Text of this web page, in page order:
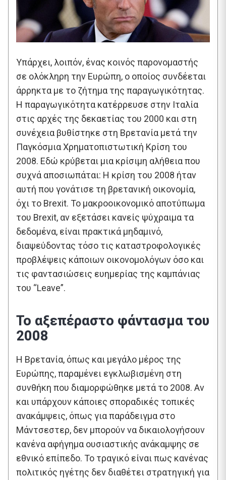
Υπάρχει, λοιπόν, ένας κοινός παρονομαστής
σε ολόκληρη την Ευρώπη, ο οποίος συνδέεται
άρρηκτα με το ζήτημα της παραγωγικότητας.
Η παραγωγικότητα κατέρρευσε στην Ιταλία
στις αρχές της δεκαετίας του 2000 και στη
συνέχεια βυθίστηκε στη Βρετανία μετά την
Παγκόσμια Χρηματοπιστωτική Κρίση του
2008. Εδώ κρύβεται μια κρίσιμη αλήθεια που
συχνά αποσιωπάται: Η κρίση του 2008 ήταν
αυτή που γονάτισε τη βρετανική οικονομία,
όχι το Brexit. Το μακροοικονομικό αποτύπωμα
του Brexit, αν εξετάσει κανείς ψύχραιμα τα
δεδομένα, είναι πρακτικά μηδαμινό,
διαψεύδοντας τόσο τις καταστροφολογικές
προβλέψεις κάποιων οικονομολόγων όσο και
τις φαντασιώσεις ευημερίας της καμπάνιας
του “Leave”.
Το αξεπέραστο φάντασμα του
2008
Η Βρετανία, όπως και μεγάλο μέρος της
Ευρώπης, παραμένει εγκλωβισμένη στη
συνθήκη που διαμορφώθηκε μετά το 2008. Αν
και υπάρχουν κάποιες σποραδικές τοπικές
ανακάμψεις, όπως για παράδειγμα στο
Μάντσεστερ, δεν μπορούν να δικαιολογήσουν
κανένα αφήγημα ουσιαστικής ανάκαμψης σε
εθνικό επίπεδο. Το τραγικό είναι πως κανένας
πολιτικός ηγέτης δεν διαθέτει στρατηγική για